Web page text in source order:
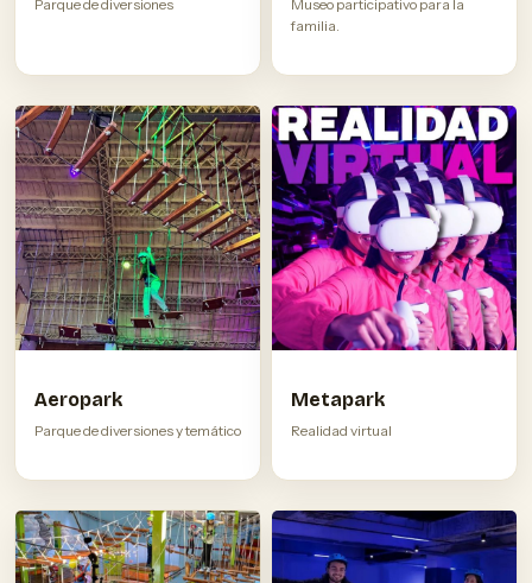
Parque de diversiones
Museo participativo para la
familia.
Aeropark
Parque de diversiones y temático
Metapark
Realidad virtual